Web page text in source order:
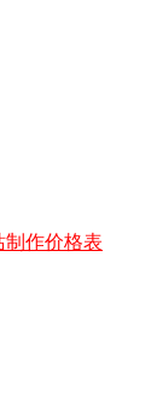
制作价格表